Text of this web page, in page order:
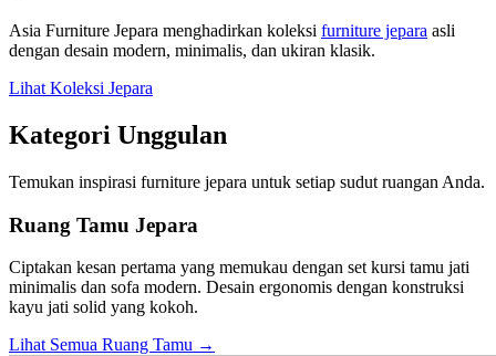
Asia Furniture Jepara menghadirkan koleksi furniture jepara asli
dengan desain modern, minimalis, dan ukiran klasik.
Lihat Koleksi Jepara
Kategori Unggulan
Temukan inspirasi furniture jepara untuk setiap sudut ruangan Anda.
Ruang Tamu Jepara
Ciptakan kesan pertama yang memukau dengan set kursi tamu jati
minimalis dan sofa modern. Desain ergonomis dengan konstruksi
kayu jati solid yang kokoh.
Lihat Semua Ruang Tamu →